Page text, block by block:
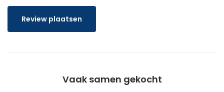
Review plaatsen
Vaak samen gekocht